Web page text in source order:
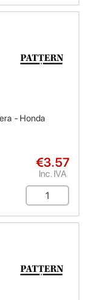
- Honda
€3.57
Inc. IVA